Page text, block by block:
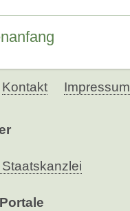
Kontakt Impressum